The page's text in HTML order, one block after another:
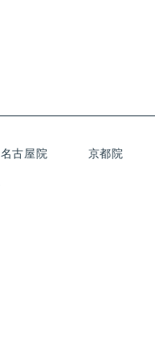
名古屋院 京都院